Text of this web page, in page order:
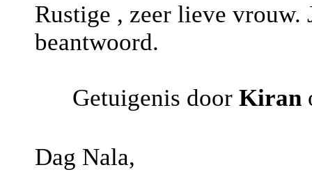
Rustige , zeer lieve
beantwoord.
Getuigenis door Kiran
Dag Nala,